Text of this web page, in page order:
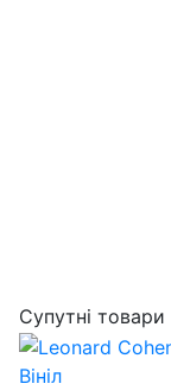
Супутні товари
Вініл